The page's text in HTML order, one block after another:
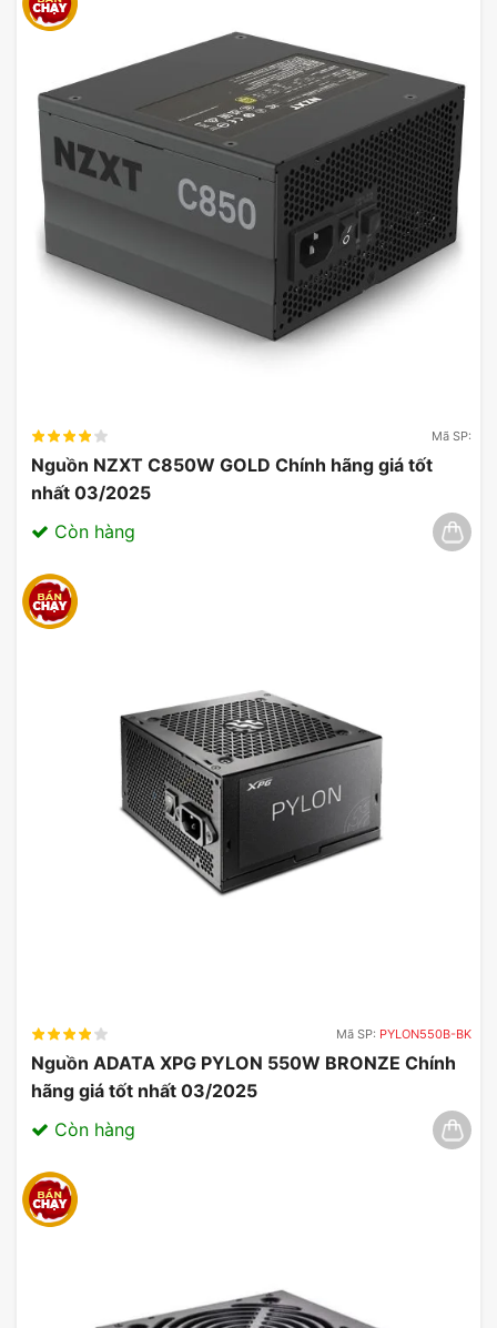
Mã SP:
Nguồn NZXT C850W GOLD Chính hãng giá tốt
nhất 03/2025
Còn hàng
Mã SP: PYLON550B-BK
Nguồn ADATA XPG PYLON 550W BRONZE Chính
hãng giá tốt nhất 03/2025
Còn hàng